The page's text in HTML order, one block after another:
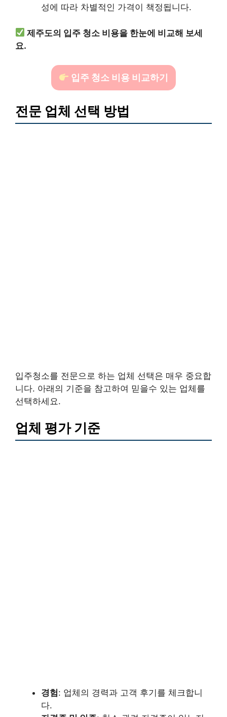
성에 따라 차별적인 가격이 책정됩니다.
제주도의 입주 청소 비용을 한눈에 비교해 보세
요.
입주 청소 비용 비교하기
전문 업체 선택 방법
입주청소를 전문으로 하는 업체 선택은 매우 중요합
니다. 아래의 기준을 참고하여 믿을수 있는 업체를
선택하세요.
업체 평가 기준
경험: 업체의 경력과 고객 후기를 체크합니
다.